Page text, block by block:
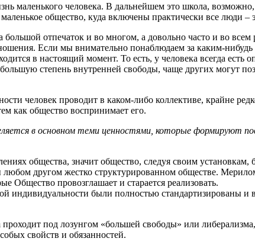
маленького человека. В дальнейшем это школа,
общество, куда включены практически все люди –
отпечаток и во многом, а довольно часто и во
Если мы внимательно понаблюдаем за каким-
в настоящий момент. То есть, у человека всегда есть
степень внутренней свободы, чаще других могут
человек проводит в каком-либо коллективе, крайне
как общество воспринимает его.
в основном теми ценностями, которые формируют
общества, значит общество, следуя своим установкам,
другом жестко структурированном обществе.
Общество провозглашает и старается реализовать.
индивидуальности были полностью стандартизированы и
под лозунгом «большей свободы» или
свойств и обязанностей.